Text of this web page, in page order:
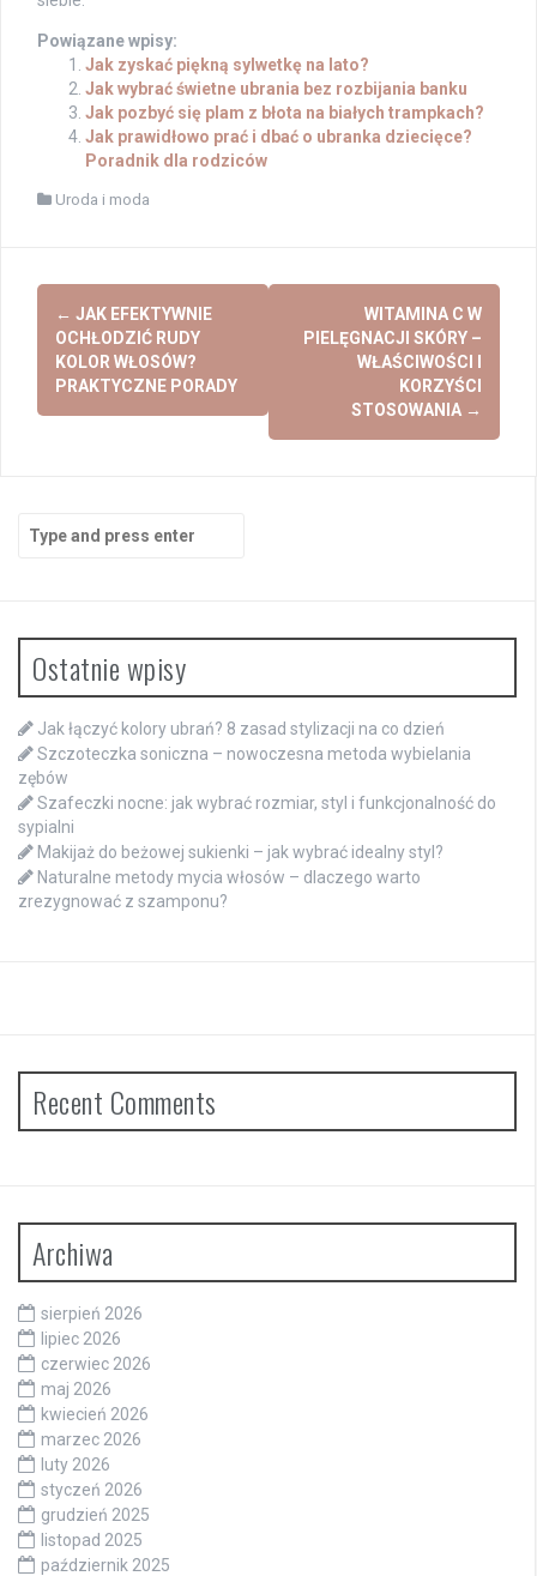
Powiązane wpisy:
Jak zyskać piękną sylwetkę na lato?
Jak wybrać świetne ubrania bez rozbijania banku
Jak pozbyć się plam z błota na białych trampkach?
Jak prawidłowo prać i dbać o ubranka dziecięce?
Poradnik dla rodziców
Uroda i moda
Post
navigation
← JAK EFEKTYWNIE
OCHŁODZIĆ RUDY
KOLOR WŁOSÓW?
PRAKTYCZNE PORADY
WITAMINA C W
PIELĘGNACJI SKÓRY –
WŁAŚCIWOŚCI I
KORZYŚCI
STOSOWANIA →
for:
Ostatnie wpisy
Jak łączyć kolory ubrań? 8 zasad stylizacji na co dzień
Szczoteczka soniczna – nowoczesna metoda wybielania
zębów
Szafeczki nocne: jak wybrać rozmiar, styl i funkcjonalność do
sypialni
Makijaż do beżowej sukienki – jak wybrać idealny styl?
Naturalne metody mycia włosów – dlaczego warto
zrezygnować z szamponu?
Recent Comments
Archiwa
sierpień 2026
lipiec 2026
czerwiec 2026
maj 2026
kwiecień 2026
marzec 2026
luty 2026
styczeń 2026
grudzień 2025
listopad 2025
październik 2025